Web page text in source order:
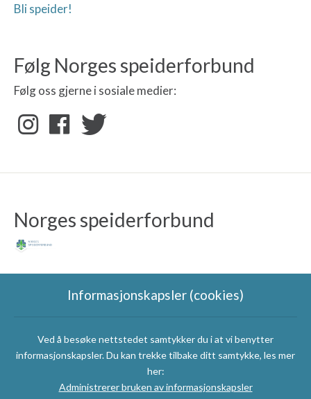
Bli speider!
Følg Norges speiderforbund
Følg oss gjerne i sosiale medier:
Norges speiderforbund
Speidergruppas
samarbeidspartnere
Informasjonskapsler (cookies)
Ved å besøke nettstedet samtykker du i at vi benytter
informasjonskapsler. Du kan trekke tilbake ditt samtykke, les mer
her:
Administrerer bruken av informasjonskapsler